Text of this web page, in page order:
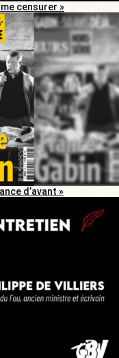
me censurer »
d’avant »